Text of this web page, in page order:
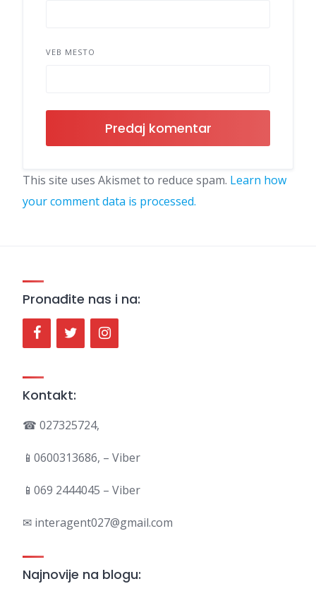
VEB MESTO
This site uses Akismet to reduce spam. Learn how
your comment data is processed.
Pronađite nas i na:
Kontakt:
☎ 027325724,
📱0600313686, – Viber
📱069 2444045 – Viber
✉ interagent027@gmail.com
Najnovije na blogu: